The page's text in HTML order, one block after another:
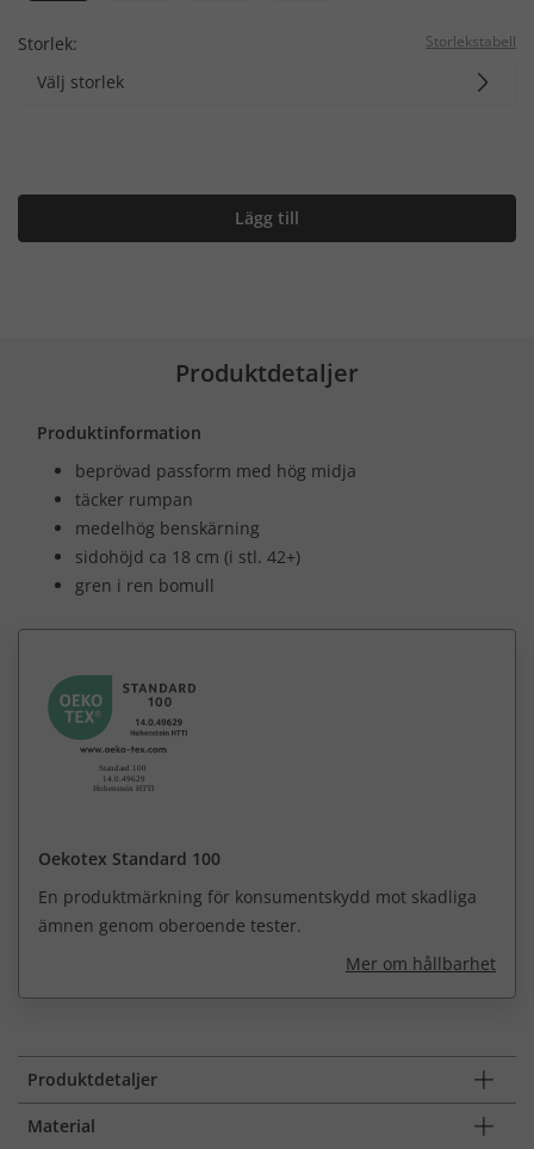
Storlek: Storlekstabell
Välj storlek
Lägg till
Produktdetaljer
Produktinformation
beprövad passform med hög midja
täcker rumpan
medelhög benskärning
sidohöjd ca 18 cm (i stl. 42+)
gren i ren bomull
Oekotex Standard 100
En produktmärkning för konsumentskydd mot skadliga
ämnen genom oberoende tester.
Mer om hållbarhet
Produktdetaljer
Material